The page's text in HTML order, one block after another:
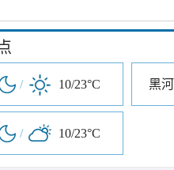
/ 10/23°C
/ 10/23°C